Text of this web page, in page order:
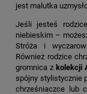
jest malutka
Jeśli jesteś
niebieskim –
Stróża i
Również rodzice
gromnica z kolekcji
spójny stylistycznie
chrześniaczce lub